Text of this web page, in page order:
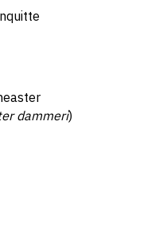
dammeri)